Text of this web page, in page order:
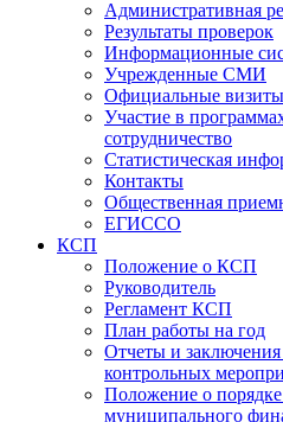
Административная
Результаты проверок
Информационные
Учрежденные СМИ
Официальные визиты
Участие в
сотрудничество
Статистическая
Контакты
Общественная
ЕГИССО
КСП
Положение о КСП
Руководитель
Регламент КСП
План работы на год
Отчеты и
контрольных
Положение о
муниципального